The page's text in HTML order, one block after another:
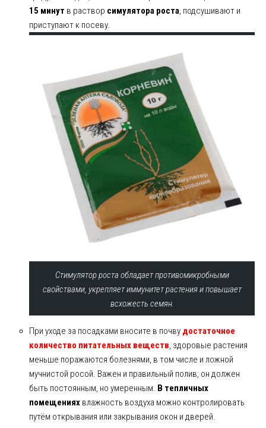
15 минут в раствор симулятора роста, подсушивают и
приступают к посеву.
Стимулятор роста обладает противомикробными
свойствами, укрепляет иммунитет растения и повышает
всхожесть семян.
При уходе за посадками вносите в почву достаточное
количество питательных веществ, здоровые растения
меньше поражаются болезнями, в том числе и ложной
мучнистой росой. Важен и правильный полив, он должен
быть постоянным, но умеренным. В тепличных
помещенияхвлажность воздуха можно контролировать
путём открывания или закрывания окон и дверей.